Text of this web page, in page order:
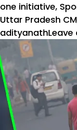
one initiative,
Uttar Pradesh CM
adityanath